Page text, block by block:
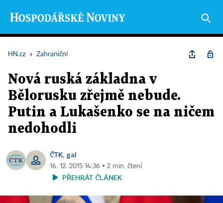
HN.cz › Zahraniční
Nová ruská základna v
Bělorusku zřejmě nebude.
Putin a Lukašenko se na ničem
nedohodli
ČTK, gal
16. 12. 2015 14:36 ▪ 2 min. čtení
PŘEHRÁT ČLÁNEK